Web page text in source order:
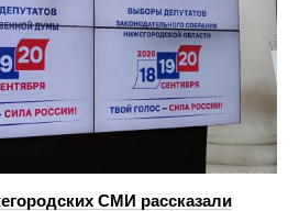
СМИ рассказали